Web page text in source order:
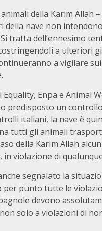
della Karim
della nave non
tratta dell’ennesimo
a ulteriori
a vigilare
Enpa e Animal
predisposto un
italiani, la nave è
tutti gli animali
della Karim Allah
violazione di
segnalato la
punto tutte le
devono
solo a violazioni di